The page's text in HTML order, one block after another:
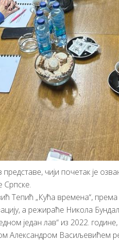
представе, чији почетак је
Српске.
Тепић „Кућа времена“, према
а режираће Никола
један лав“ из 2022.
Александром Васиљевићем